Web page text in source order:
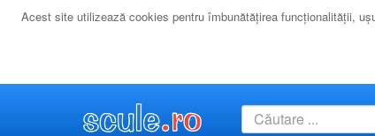
Acest site utilizează cookies pentru îmbunătăţirea funcţionalităţii,